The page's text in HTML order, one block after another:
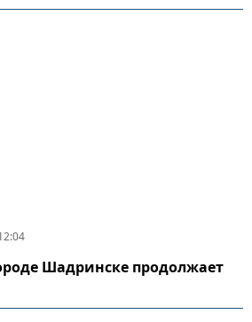
Шадринске продолжает